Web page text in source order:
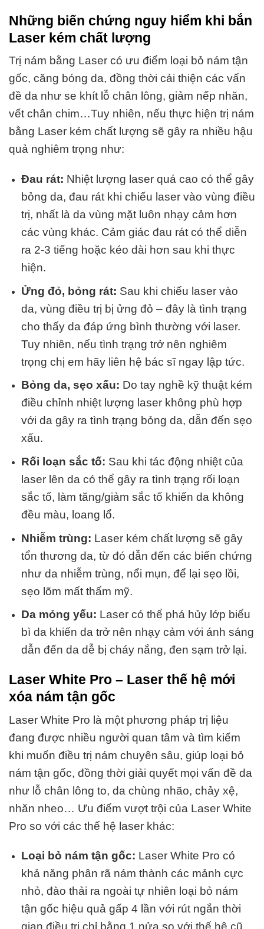
Những biến chứng nguy hiểm khi bắn
Laser kém chất lượng
Trị nám bằng Laser có ưu điểm loại bỏ nám tận
gốc, căng bóng da, đồng thời cải thiện các vấn
đề da như se khít lỗ chân lông, giảm nếp nhăn,
vết chân chim…Tuy nhiên, nếu thực hiện trị nám
bằng Laser kém chất lượng sẽ gây ra nhiều hậu
quả nghiêm trọng như:
Đau rát: Nhiệt lượng laser quá cao có thể gây
bỏng da, đau rát khi chiếu laser vào vùng điều
trị, nhất là da vùng mặt luôn nhạy cảm hơn
các vùng khác. Cảm giác đau rát có thể diễn
ra 2-3 tiếng hoặc kéo dài hơn sau khi thực
hiện.
Ửng đỏ, bỏng rát: Sau khi chiếu laser vào
da, vùng điều trị bị ửng đỏ – đây là tình trạng
cho thấy da đáp ứng bình thường với laser.
Tuy nhiên, nếu tình trạng trở nên nghiêm
trọng chị em hãy liên hệ bác sĩ ngay lập tức.
Bỏng da, sẹo xấu: Do tay nghề kỹ thuật kém
điều chỉnh nhiệt lượng laser không phù hợp
với da gây ra tình trạng bỏng da, dẫn đến sẹo
xấu.
Rối loạn sắc tố: Sau khi tác động nhiệt của
laser lên da có thể gây ra tình trạng rối loạn
sắc tố, làm tăng/giảm sắc tố khiến da không
đều màu, loang lổ.
Nhiễm trùng: Laser kém chất lượng sẽ gây
tổn thương da, từ đó dẫn đến các biến chứng
như da nhiễm trùng, nổi mụn, để lại sẹo lồi,
sẹo lõm mất thẩm mỹ.
Da mỏng yếu: Laser có thể phá hủy lớp biểu
bì da khiến da trở nên nhạy cảm với ánh sáng
dẫn đến da dễ bị cháy nắng, đen sạm trở lại.
Laser White Pro – Laser thế hệ mới
xóa nám tận gốc
Laser White Pro là một phương pháp trị liệu
đang được nhiều người quan tâm và tìm kiếm
khi muốn điều trị nám chuyên sâu, giúp loại bỏ
nám tận gốc, đồng thời giải quyết mọi vấn đề da
như lỗ chân lông to, da chùng nhão, chảy xệ,
nhăn nheo… Ưu điểm vượt trội của Laser White
Pro so với các thế hệ laser khác:
Loại bỏ nám tận gốc: Laser White Pro có
khả năng phân rã nám thành các mảnh cực
nhỏ, đào thải ra ngoài tự nhiên loại bỏ nám
tận gốc hiệu quả gấp 4 lần với rút ngắn thời